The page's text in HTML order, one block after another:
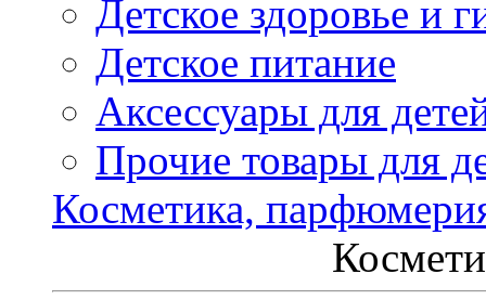
Детское здоровье и
Детское питание
Аксессуары для
Прочие товары для
Косметика,